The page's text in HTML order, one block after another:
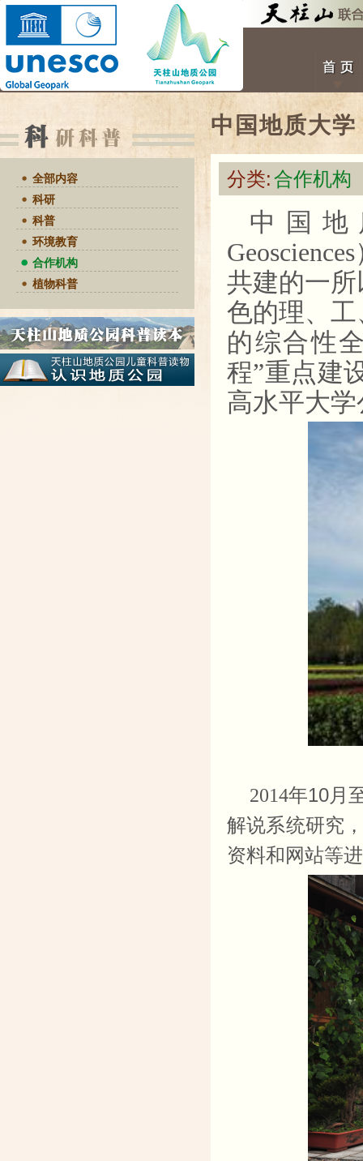
全部内容
科研
科普
环境教育
合作机构
植物科普
中国地质大
分类:合作机构
中国
Geosciences
共建的一
色的理、
的综合性
程”重点建
高水平大
2014年10月
解说系统研究
资料和网站等